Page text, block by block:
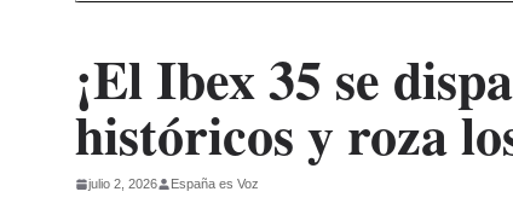
¡El Ibex 35 se
históricos y roza
julio 2, 2026 España es Voz